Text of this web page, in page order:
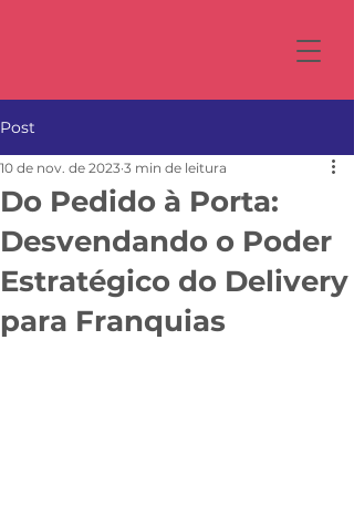
Post
Do Pedido à Porta:
Desvendando o Poder
Estratégico do Delivery
para Franquias
10 de nov. de 2023 3 min de leitura